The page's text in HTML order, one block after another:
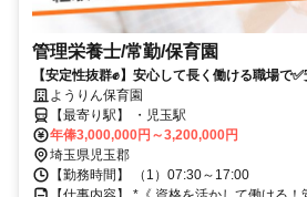
管理栄養士/常勤/保育園
【安定性抜群✊️】安心して長く働ける職場で
ようりん保育園
【最寄り駅】 ・児玉駅
年俸3,000,000円～3,200,000円
埼玉県児玉郡
【勤務時間】 （1）07:30～17:00